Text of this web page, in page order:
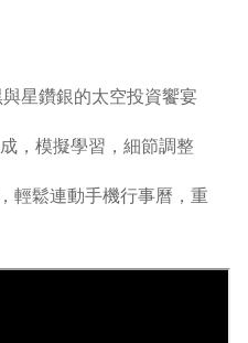
星鑽銀的太空投資饗宴
，模擬學習，細節調整
輕鬆連動手機行事曆，重